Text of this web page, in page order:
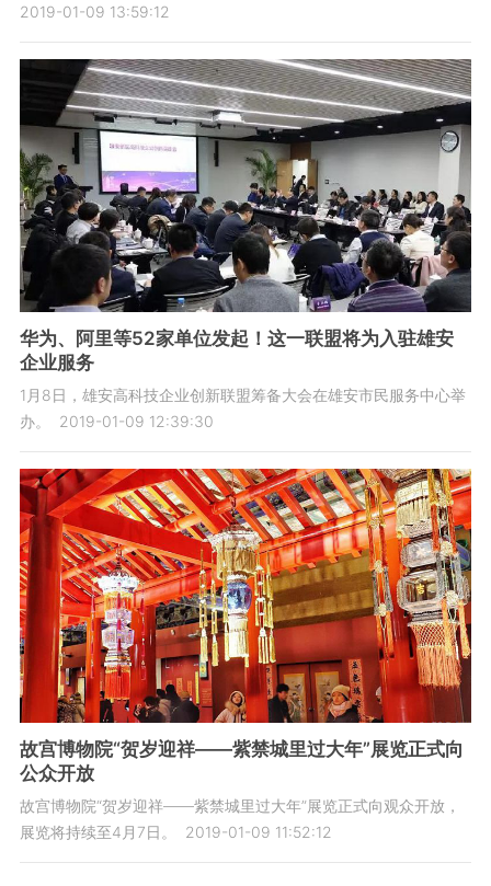
2019-01-09 13:59:12
华为、阿里等52家单位发起！这一联盟将为入驻雄安
企业服务
1月8日，雄安高科技企业创新联盟筹备大会在雄安市民服务中心举
办。
2019-01-09 12:39:30
故宫博物院“贺岁迎祥——紫禁城里过大年”展览正式向
公众开放
故宫博物院“贺岁迎祥——紫禁城里过大年”展览正式向观众开放，
展览将持续至4月7日。
2019-01-09 11:52:12